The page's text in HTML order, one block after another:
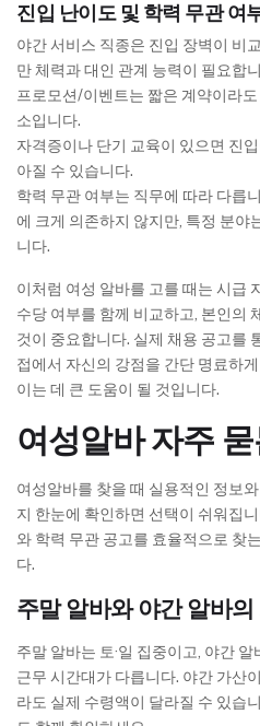
진입 난이도 및 학력 무관 여
야간 서비스 직종은 진입 장벽이 비
만 체력과 대인 관계 능력이 필요합
프로모션/이벤트는 짧은 계약이라
소입니다.
자격증이나 단기 교육이 있으면 진
아질 수 있습니다.
학력 무관 여부는 직무에 따라 다릅
에 크게 의존하지 않지만, 특정 분야
니다.
이처럼 여성 알바를 고를 때는 시급
수당 여부를 함께 비교하고, 본인의
것이 중요합니다. 실제 채용 공고를
접에서 자신의 강점을 간단 명료하
이는 데 큰 도움이 될 것입니다.
여성알바 자주
여성알바를 찾을 때 실용적인 정보
지 한눈에 확인하면 선택이 쉬워집
와 학력 무관 공고를 효율적으로 찾
다.
주말 알바와 야간 알바
주말 알바는 토·일 집중이고, 야간
근무 시간대가 다릅니다. 야간 가산
라도 실제 수령액이 달라질 수 있습